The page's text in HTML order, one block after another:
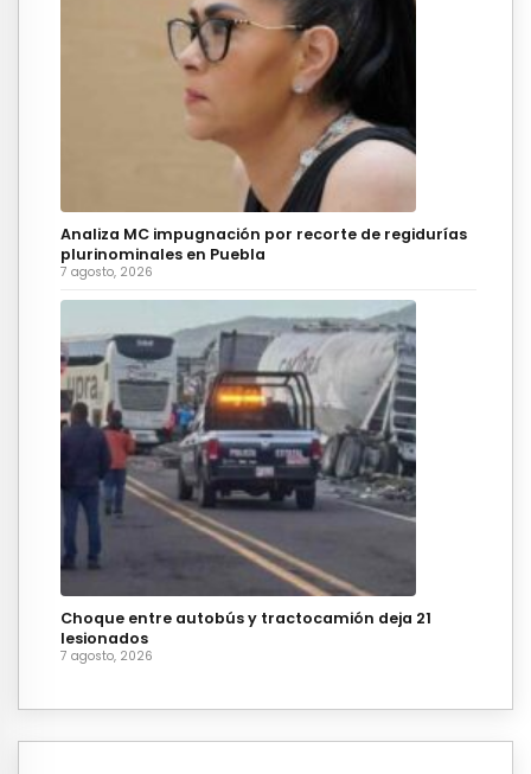
Analiza MC impugnación por recorte de regidurías
plurinominales en Puebla
7 agosto, 2026
Choque entre autobús y tractocamión deja 21
lesionados
7 agosto, 2026